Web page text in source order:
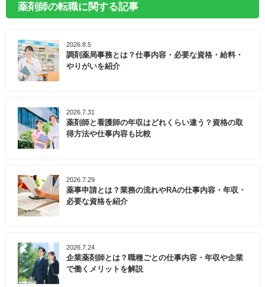
薬剤師の転職に関する記事
2026.8.5
調剤薬局事務とは？仕事内容・必要な資格・給料・
やりがいを紹介
2026.7.31
薬剤師と看護師の年収はどれくらい違う？資格の取
得方法や仕事内容も比較
2026.7.29
薬事申請とは？業務の流れやRAの仕事内容・年収・
必要な資格を紹介
2026.7.24
企業薬剤師とは？職種ごとの仕事内容・年収や企業
で働くメリットを解説